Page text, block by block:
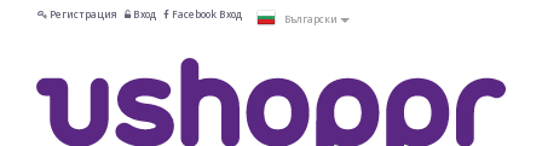
Регистрация Вход Facebook Вход Български